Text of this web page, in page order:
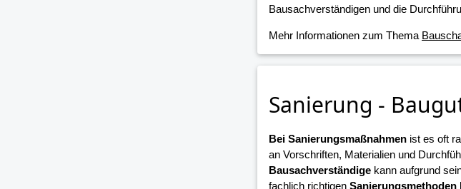
Bausachverständigen und die
Mehr Informationen zum Thema
Sanierung -
Bei Sanierungsmaßnahmenist es oft
an Vorschriften, Materialien und
Bausachverständigekann aufgrund
fachlich richtigen Sanierungsmethoden